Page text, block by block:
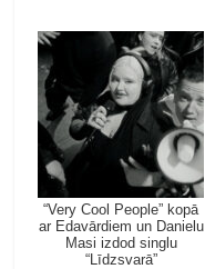
“Very Cool People” kopā
ar Edavārdiem un Danielu
Masi izdod singlu
“Līdzsvarā”